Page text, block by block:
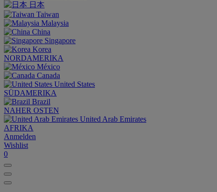
日本
Taiwan
Malaysia
China
Singapore
Korea
NORDAMERIKA
México
Canada
United States
SÜDAMERIKA
Brazil
NAHER OSTEN
United Arab Emirates
AFRIKA
Anmelden
Wishlist
0